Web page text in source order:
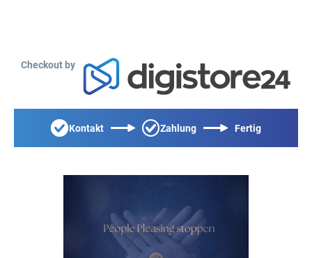
Checkout by
Kontakt Zahlung Fertig